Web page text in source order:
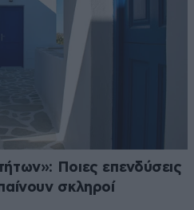
Ποιες επενδύσεις
σκληροί